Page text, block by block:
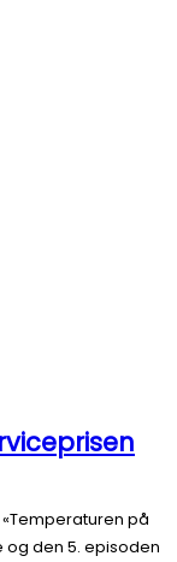
på
og den 5. episoden